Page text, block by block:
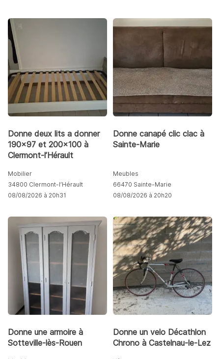
Donne deux lits a donner
190x97 et 200x100 à
Clermont-l’Hérault
Mobilier
34800 Clermont-l’Hérault
08/08/2026 à 20h31
Donne canapé clic clac à
Sainte-Marie
Meubles
66470 Sainte-Marie
08/08/2026 à 20h20
Donne une armoire à
Sotteville-lès-Rouen
Donne un velo Décathlon
Chrono à Castelnau-le-Lez